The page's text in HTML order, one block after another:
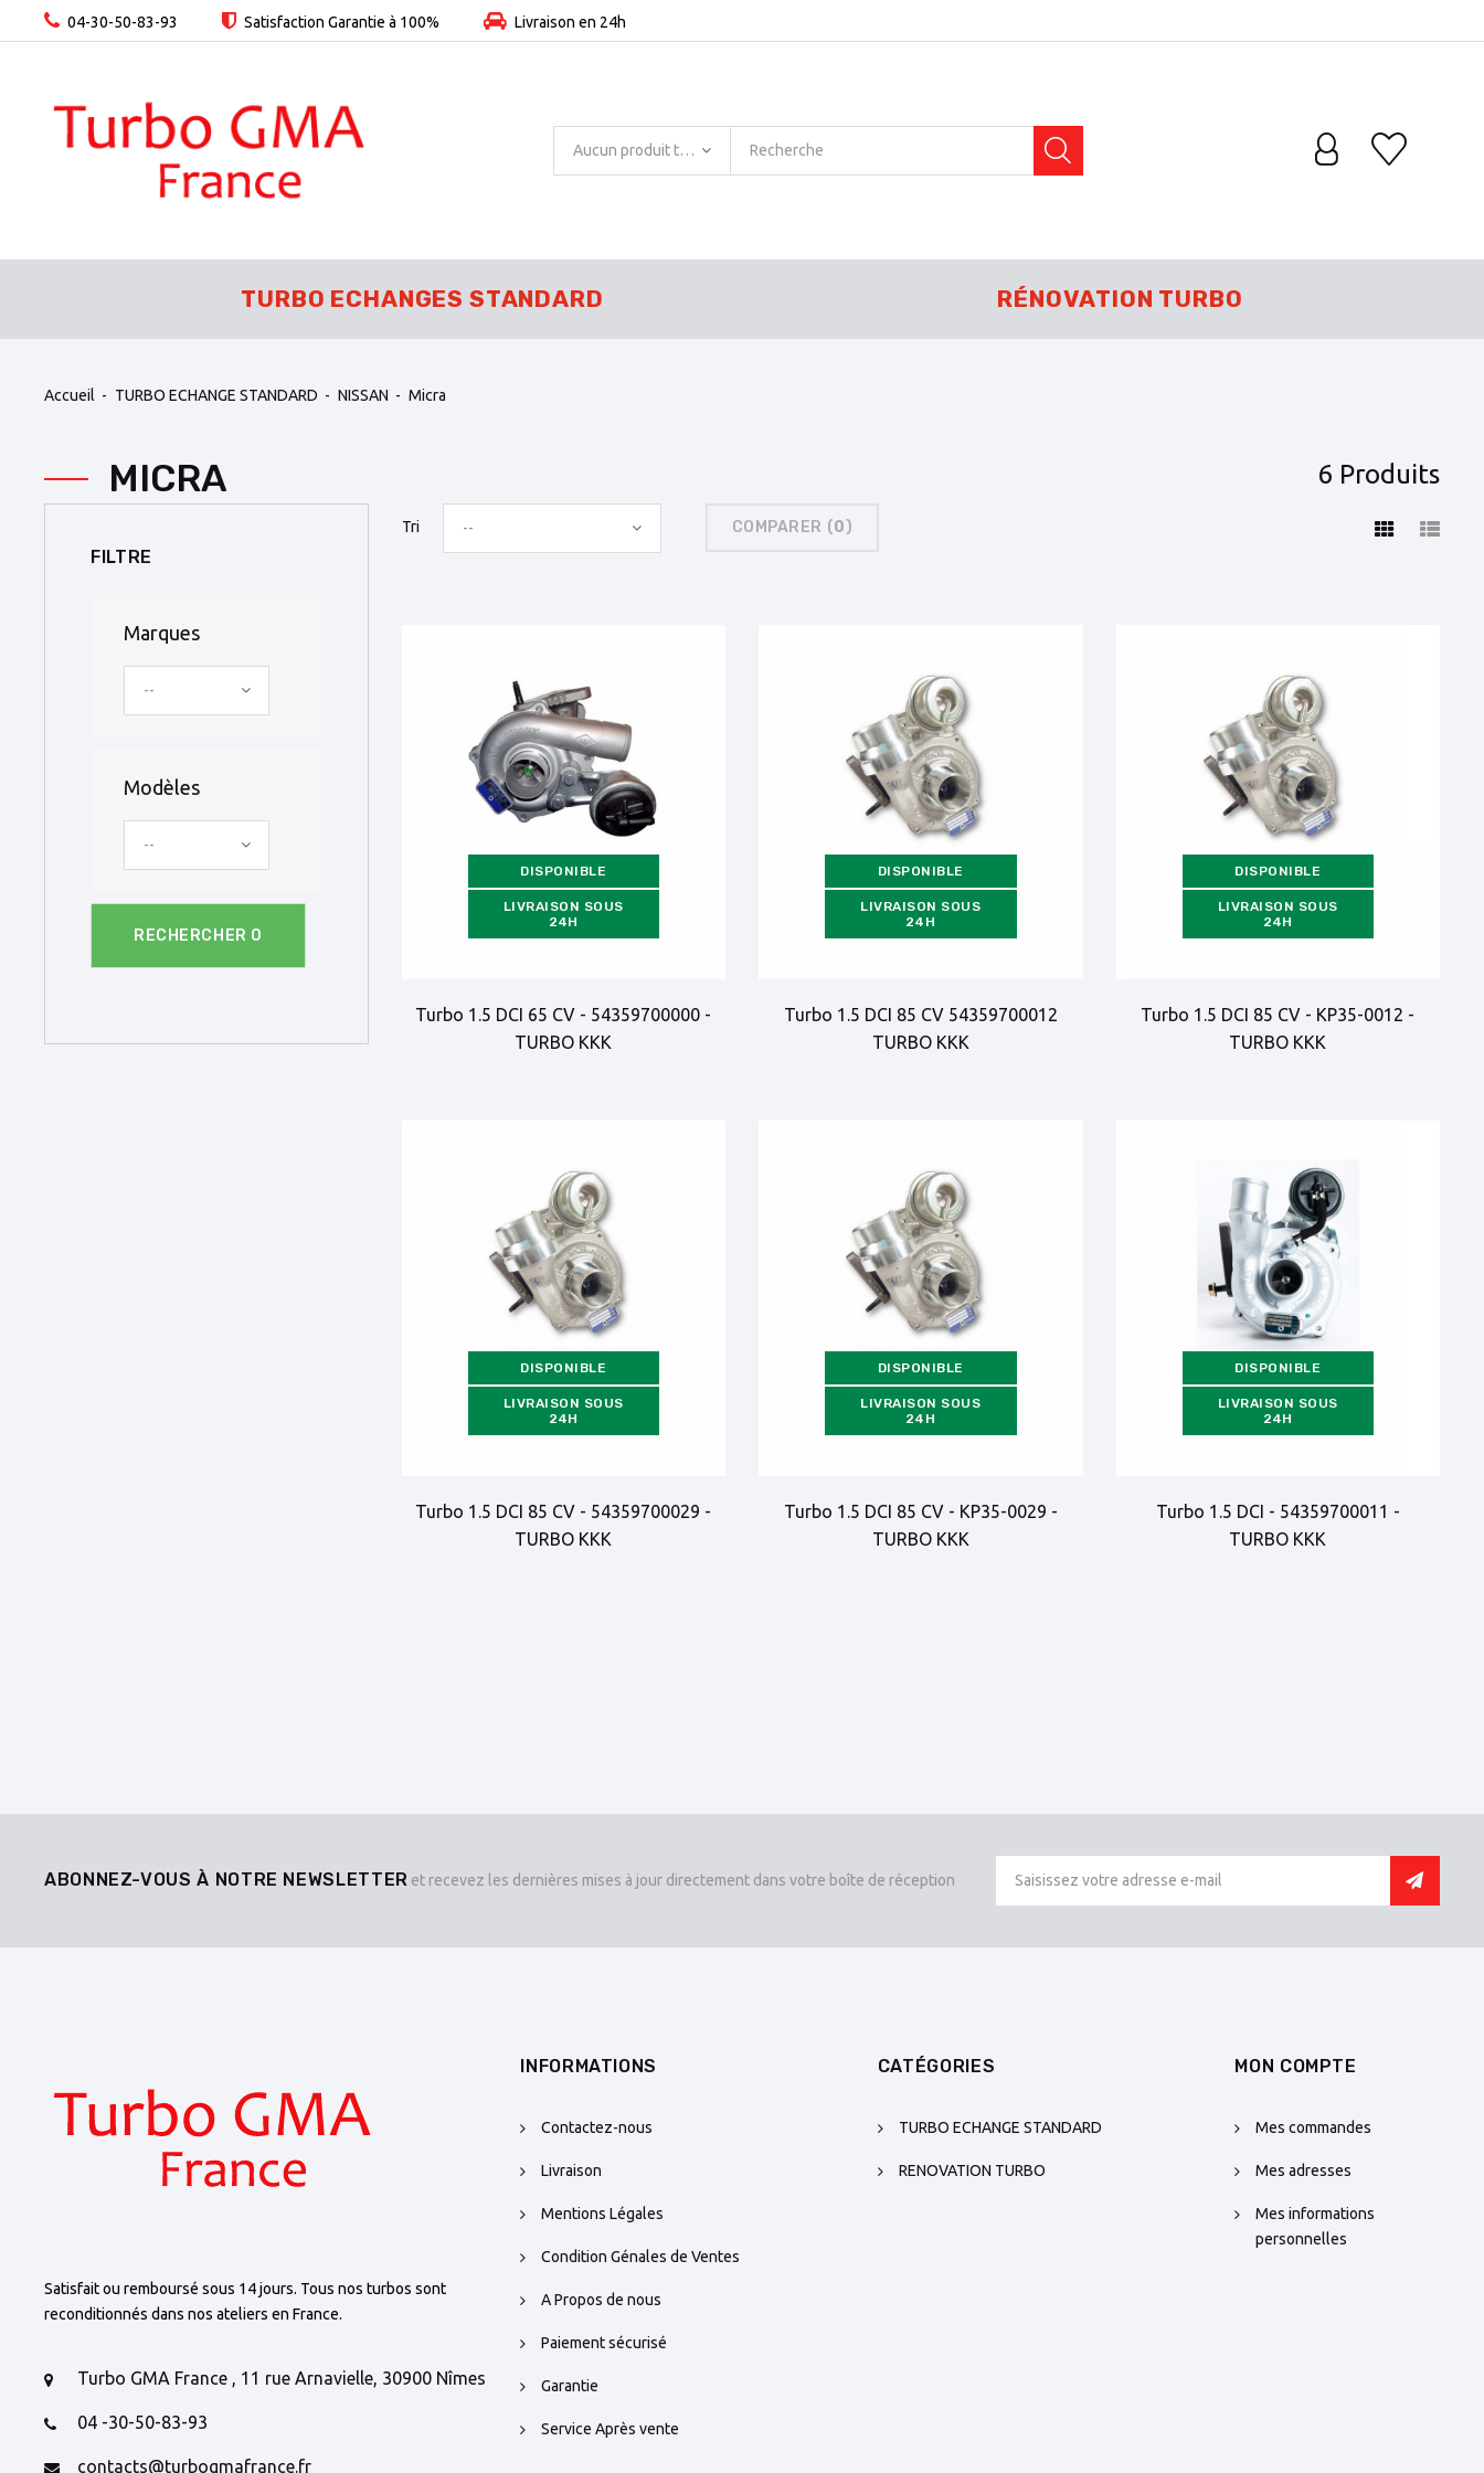
04-30-50-83-93 Satisfaction Garantie à 100% Livraison en 24h
Aucun produit trouvé
TURBO ECHANGES STANDARD RÉNOVATION TURBO
Accueil TURBO ECHANGE STANDARD NISSAN Micra
MICRA 6 Produits
Tri -- COMPARER (0)
DISPONIBLE
LIVRAISON SOUS
24H
Turbo 1.5 DCI 65 CV - 54359700000 -
TURBO KKK
DISPONIBLE
LIVRAISON SOUS
24H
Turbo 1.5 DCI 85 CV 54359700012
TURBO KKK
DISPONIBLE
LIVRAISON SOUS
24H
Turbo 1.5 DCI 85 CV - KP35-0012 -
TURBO KKK
DISPONIBLE
LIVRAISON SOUS
24H
Turbo 1.5 DCI 85 CV - 54359700029 -
TURBO KKK
DISPONIBLE
LIVRAISON SOUS
24H
Turbo 1.5 DCI 85 CV - KP35-0029 -
TURBO KKK
DISPONIBLE
LIVRAISON SOUS
24H
Turbo 1.5 DCI - 54359700011 -
TURBO KKK
FILTRE
Marques
--
Modèles
--
RECHERCHER 0
ABONNEZ-VOUS À NOTRE NEWSLETTER et recevez les dernières mises à jour directement dans votre boîte de réception
Satisfait ou remboursé sous 14 jours. Tous nos turbos sont
reconditionnés dans nos ateliers en France.
Turbo GMA France , 11 rue Arnavielle, 30900 Nîmes
04 -30-50-83-93
contacts@turbogmafrance.fr
INFORMATIONS
Contactez-nous
Livraison
Mentions Légales
Condition Génales de Ventes
A Propos de nous
Paiement sécurisé
Garantie
Service Après vente
CATÉGORIES
TURBO ECHANGE STANDARD
RENOVATION TURBO
MON COMPTE
Mes commandes
Mes adresses
Mes informations
personnelles